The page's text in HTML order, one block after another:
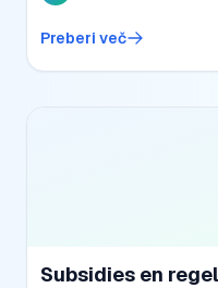
Preberi več
Subsidies en